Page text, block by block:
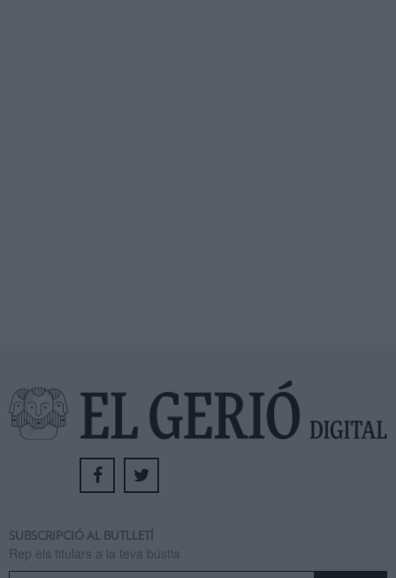
SUBSCRIPCIÓ AL BUTLLETÍ
Rep els titulars a la teva bústia